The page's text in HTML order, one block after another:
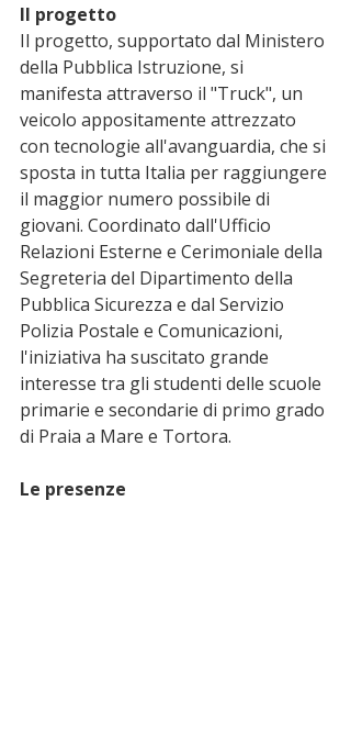
Il progetto
Il progetto, supportato dal Ministero
della Pubblica Istruzione, si
manifesta attraverso il "Truck", un
veicolo appositamente attrezzato
con tecnologie all'avanguardia, che si
sposta in tutta Italia per raggiungere
il maggior numero possibile di
giovani. Coordinato dall'Ufficio
Relazioni Esterne e Cerimoniale della
Segreteria del Dipartimento della
Pubblica Sicurezza e dal Servizio
Polizia Postale e Comunicazioni,
l'iniziativa ha suscitato grande
interesse tra gli studenti delle scuole
primarie e secondarie di primo grado
di Praia a Mare e Tortora.
Le presenze